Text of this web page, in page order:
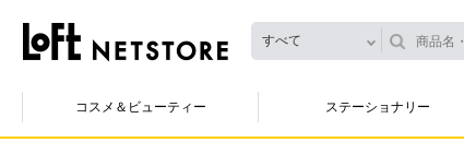
すべて
コスメ＆ビューティー ステーショナリー